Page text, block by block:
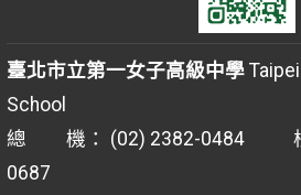
臺北市立第一女子高級中學
School
總 機： (02) 2382-0484 校
0687